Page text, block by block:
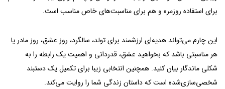
برای استفاده روزمره و هم برای مناسبت‌های خاص مناسب است.
این چارم می‌تواند هدیه‌ای ارزشمند برای تولد، سالگرد، روز عشق، روز مادر یا
هر مناسبتی باشد که بخواهید عشق، قدردانی و اهمیت یک رابطه را به
شکلی ماندگار بیان کنید. همچنین انتخابی زیبا برای تکمیل یک دستبند
شخصی‌سازی‌شده است که داستان زندگی شما را روایت می‌کند.